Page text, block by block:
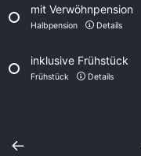
mit Verwöhnpension
Halbpension Details
inklusive Frühstück
Frühstück Details